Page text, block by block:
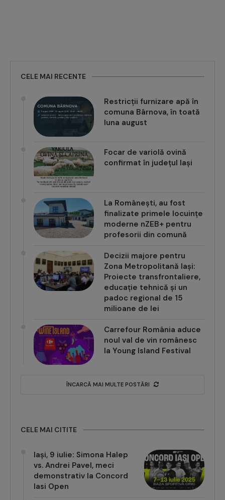
CELE MAI RECENTE
Restricții furnizare apă în
comuna Bârnova, în toată
luna august
Focar de variolă ovină
confirmat în județul Iași
La Românești, au fost
finalizate primele locuințe
moderne nZEB+ pentru
profesorii din comună
Decizii majore pentru
Zona Metropolitană Iași:
Proiecte transfrontaliere,
educație tehnică și un
padoc regional de 15
milioane de lei
Carrefour România aduce
noul val de vin românesc
la Young Island Festival
ÎNCARCĂ MAI MULTE POSTĂRI
CELE MAI CITITE
Iași, 9 iulie: Simona Halep
vs. Andrei Pavel, meci
demonstrativ la Concord
Iasi Open